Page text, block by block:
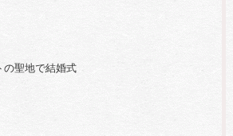
の聖地で結婚式